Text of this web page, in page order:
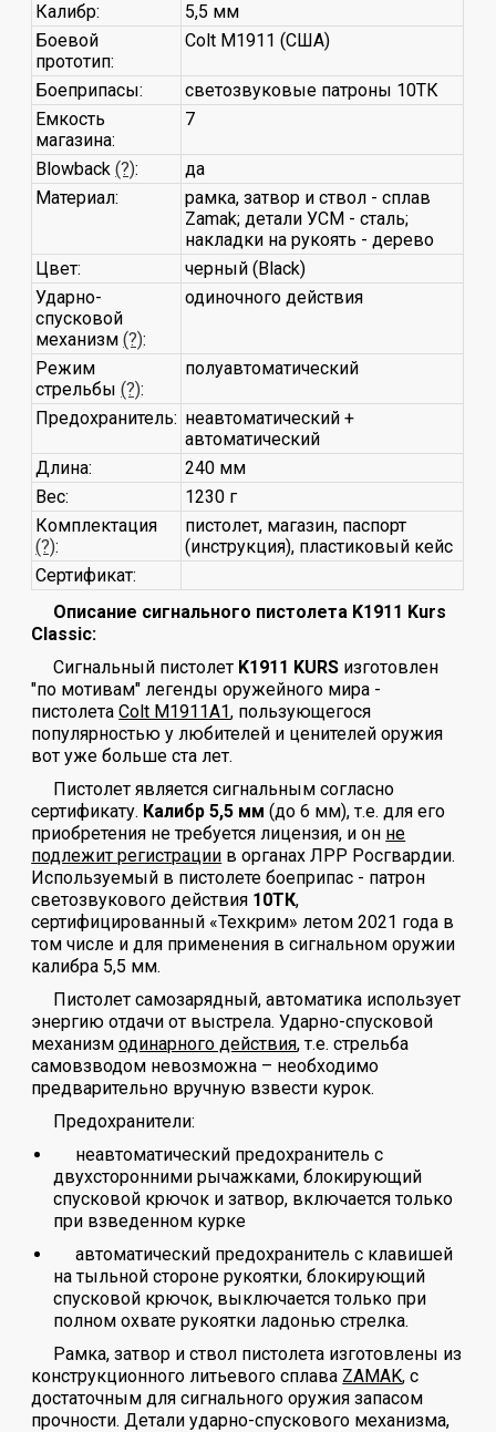
Калибр:
5,5 мм
Боевой
прототип:
Colt M1911 (США)
Боеприпасы:
светозвуковые патроны 10ТК
Емкость
магазина:
7
Blowback(?):
да
Материал:
рамка, затвор и ствол - сплав
Zamak; детали УСМ - сталь;
накладки на рукоять - дерево
Цвет:
черный (Black)
Ударно-
спусковой
механизм(?):
одиночного действия
Режим
стрельбы(?):
полуавтоматический
Предохранитель: неавтоматический +
автоматический
Длина:
240 мм
Вес:
1230 г
Комплектация
(?):
пистолет, магазин, паспорт
(инструкция), пластиковый кейс
Сертификат:
Описание сигнального пистолета K1911 Kurs
Classic:
Сигнальный пистолет K1911 KURS изготовлен
"по мотивам" легенды оружейного мира -
пистолетаColt M1911A1, пользующегося
популярностью у любителей и ценителей оружия
вот уже больше ста лет.
Пистолет является сигнальным согласно
сертификату. Калибр 5,5 мм (до 6 мм), т.е. для его
приобретения не требуется лицензия, и он не
подлежит регистрации в органах ЛРР Росгвардии.
Используемый в пистолете боеприпас - патрон
светозвукового действия 10ТК,
сертифицированный «Техкрим» летом 2021 года в
том числе и для применения в сигнальном оружии
калибра 5,5 мм.
Пистолет самозарядный, автоматика использует
энергию отдачи от выстрела. Ударно-спусковой
механизмодинарного действия, т.е. стрельба
самовзводом невозможна – необходимо
предварительно вручную взвести курок.
Предохранители:
неавтоматический предохранитель с
двухсторонними рычажками, блокирующий
спусковой крючок и затвор, включается только
при взведенном курке
автоматический предохранитель с клавишей
на тыльной стороне рукоятки, блокирующий
спусковой крючок, выключается только при
полном охвате рукоятки ладонью стрелка.
Рамка, затвор и ствол пистолета изготовлены из
конструкционного литьевого сплава ZAMAK, с
достаточным для сигнального оружия запасом
прочности. Детали ударно-спускового механизма,